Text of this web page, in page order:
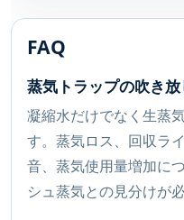
FAQ
蒸気トラップの吹き
凝縮水だけでなく生蒸
す。蒸気ロス、回収ラ
音、蒸気使用量増加に
シュ蒸気との見分けが必